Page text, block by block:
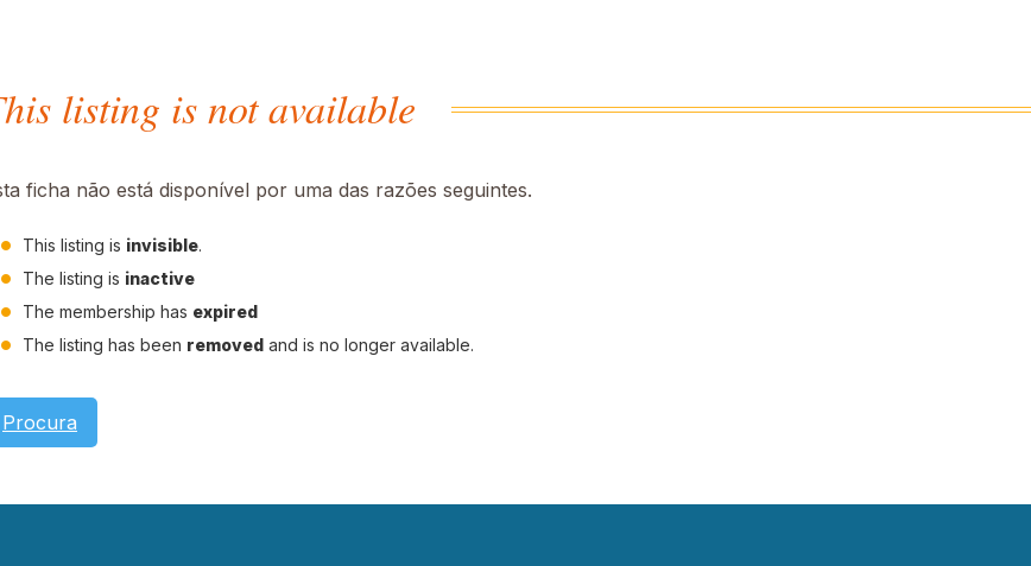
listing is not available
ficha não está disponível por uma das razões seguintes.
This listing is invisible.
The listing is inactive
The membership has expired
The listing has been removed and is no longer available.
Procura